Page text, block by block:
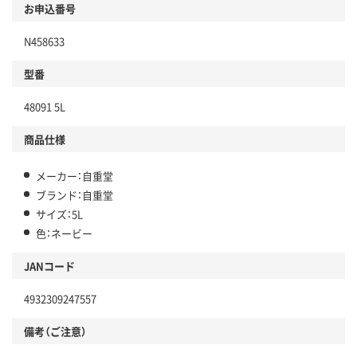
お申込番号
N458633
型番
48091 5L
商品仕様
メーカー：自重堂
ブランド：自重堂
サイズ：5L
色：ネービー
JANコード
4932309247557
備考（ご注意）